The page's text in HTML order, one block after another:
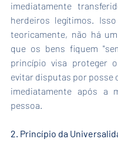
imediatamente
herdeiros legítimos.
teoricamente, não há
que os bens fiquem
princípio visa proteger
evitar disputas por posse
imediatamente após a
pessoa.
2. Princípio da